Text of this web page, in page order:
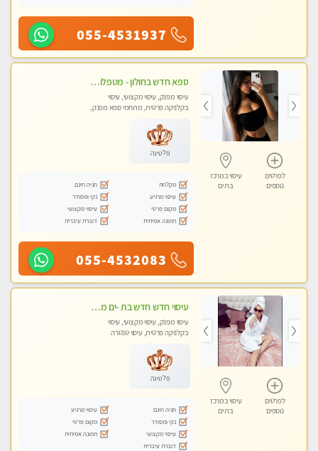
055-4531937
לפרטים
נוספים
עיסוי במרכז
בת ים
ספא חדש בחולון - מטפלות מקצועיות ברמה גבוהה מומלץ מאוד !!! . . highly recommended..new in the city -אין פרטים נוספים במקום -ללא מין !!ממתינה לך שתגיע
עיסוי מפנק, עיסוי מקצועי, עיסוי
בקלניקה פרטית, מתחמי ספא מפנק,
פלטינה
מקלחת
חניה חינם
עיסוי מרגיע
נקי ומסודר
מקום פרטי
עיסוי מקצועי
תמונה אמיתית
דוברת עיברית
055-4532083
לפרטים
נוספים
עיסוי במרכז
בת ים
עיסוי חדש חדש בת -ים מעסה חדשה איכותית במקום פרטי.
עיסוי מפנק, עיסוי מקצועי, עיסוי
בקלניקה פרטית, עיסוי טנטרה
פלטינה
חניה חינם
עיסוי מרגיע
נקי ומסודר
מקום פרטי
עיסוי מקצועי
תמונה אמיתית
דוברת עיברית